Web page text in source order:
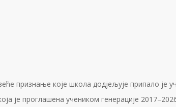
признање које школа додјељује припало је
је проглашена учеником генерације